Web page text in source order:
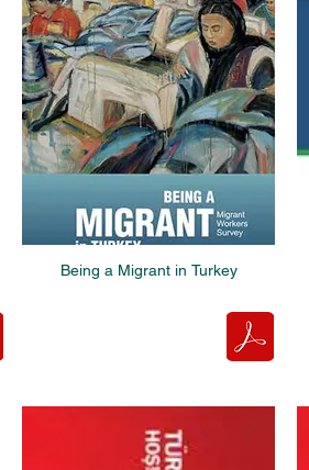
Being a Migrant in Turkey